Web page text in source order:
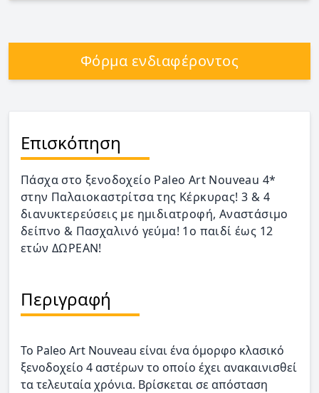
Φόρμα ενδιαφέροντος
Επισκόπηση
Πάσχα στο ξενοδοχείο Paleo Art Nouveau 4*
στην Παλαιοκαστρίτσα της Κέρκυρας! 3 & 4
διανυκτερεύσεις με ημιδιατροφή, Αναστάσιμο
δείπνο & Πασχαλινό γεύμα! 1ο παιδί έως 12
ετών ΔΩΡΕΑΝ!
Περιγραφή
Το Paleo Art Nouveau είναι ένα όμορφο κλασικό
ξενοδοχείο 4 αστέρων το οποίο έχει ανακαινισθεί
τα τελευταία χρόνια. Βρίσκεται σε απόσταση